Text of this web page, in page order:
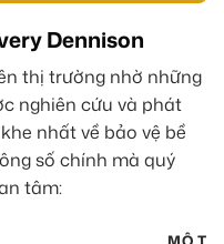
Dennison
thị trường nhờ những
nghiên cứu và phát
nhất về bảo vệ bề
số chính mà quý
tâm: